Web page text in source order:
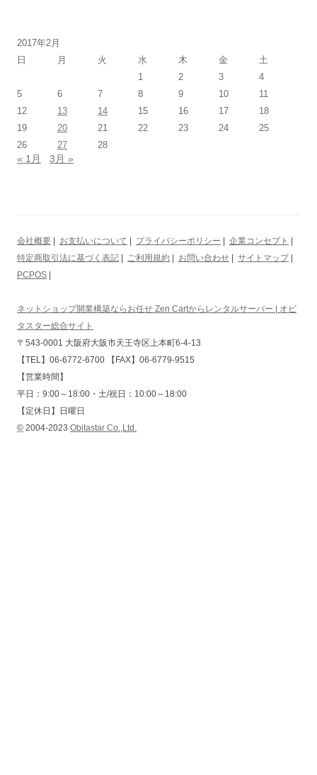
2017年2月
日
月 火 水 木 金
土
1
2 3
4
5
6 7 8 9 10
11
12
13 14 15 16 17
18
19
20 21 22 23 24
25
26
27 28
« 1月 3月 »
会社概要 | お支払いについて | プライバシーポリシー | 企業コンセプト |
特定商取引法に基づく表記 | ご利用規約 | お問い合わせ | サイトマップ|
PCPOS |
ネットショップ開業構築ならお任せ Zen Cartからレンタルサーバー | オビ
タスター総合サイト
〒543-0001 大阪府大阪市天王寺区上本町6-4-13
【TEL】06-6772-6700 【FAX】06-6779-9515
【営業時間】
平日：9:00～18:00・土/祝日：10:00～18:00
【定休日】日曜日
© 2004-2023 Obitastar Co.,Ltd.